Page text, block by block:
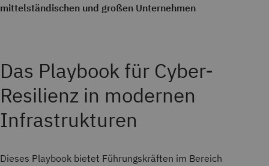
mittelständischen und großen Unternehmen
Das Playbook für Cyber-
Resilienz in modernen
Infrastrukturen
Dieses Playbook bietet Führungskräften im Bereich